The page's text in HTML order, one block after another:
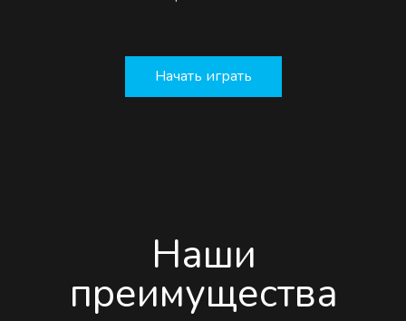
Начать играть
Наши
преимущества